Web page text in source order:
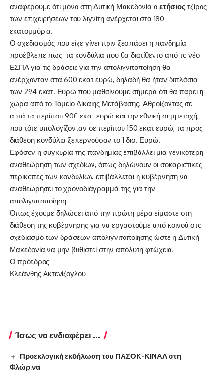
αναφέρουμε ότι μόνο στη Δυτική Μακεδονία ο ετήσιος τζίρος
των επιχειρήσεων του λιγνίτη ανέρχεται στα 180
εκατομμύρια.
Ο σχεδιασμός που είχε γίνει πριν ξεσπάσει η πανδημία
προέβλεπε πως τα κονδύλια που θα διατίθεντο από το νέο
ΕΣΠΑ για τις δράσεις για την απολιγνιτοποίηση θα
ανέρχονταν στα 600 εκατ ευρώ, δηλαδή θα ήταν διπλάσια
των 294 εκατ. Ευρώ που μαθαίνουμε σήμερα ότι θα πάρει η
χώρα από το Ταμείο Δίκαιης Μετάβασης. Αθροίζοντας σε
αυτά τα περίπου 900 εκατ ευρώ και την εθνική συμμετοχή,
που τότε υπολογίζονταν σε περίπου 150 εκατ ευρώ, τα προς
διάθεση κονδύλια ξεπερνούσαν το 1 δισ. Ευρώ.
Εφόσον η συγκυρία της πανδημίας επιβάλλει μια γενικότερη
αναθεώρηση των σχεδίων, όπως δηλώνουν οι σοκαριστικές
περικοπές των κονδυλίων επιβάλλεται η κυβέρνηση να
αναθεωρήσει το χρονοδιάγραμμά της για την
απολιγνιτοποίηση.
Όπως έχουμε δηλώσει από την πρώτη μέρα είμαστε στη
διάθεση της κυβέρνησης για να εργαστούμε από κοινού στο
σχεδιασμό των δράσεων απολιγνιτοποίησης ώστε η Δυτική
Μακεδονία να μην βυθιστεί στην απόλυτη φτώχεια.
Ο πρόεδρος
Κλεάνθης Ακτενίζογλου
Ίσως να ενδιαφέρει ...
Προεκλογική εκδήλωση του ΠΑΣΟΚ-ΚΙΝΑΛ στη
Φλώρινα